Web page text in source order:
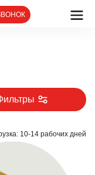
10-14 рабочих дней